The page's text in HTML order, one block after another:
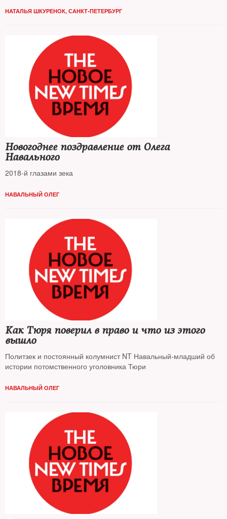
НАТАЛЬЯ ШКУРЕНОК, САНКТ-ПЕТЕРБУРГ
Новогоднее поздравление от Олега
Навального
2018-й глазами зека
НАВАЛЬНЫЙ ОЛЕГ
Как Тюря поверил в право и что из этого
вышло
Политзек и постоянный колумнист NT Навальный-младший об
истории потомственного уголовника Тюри
НАВАЛЬНЫЙ ОЛЕГ